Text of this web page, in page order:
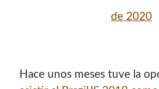
de 2020
Hace unos meses tuve la